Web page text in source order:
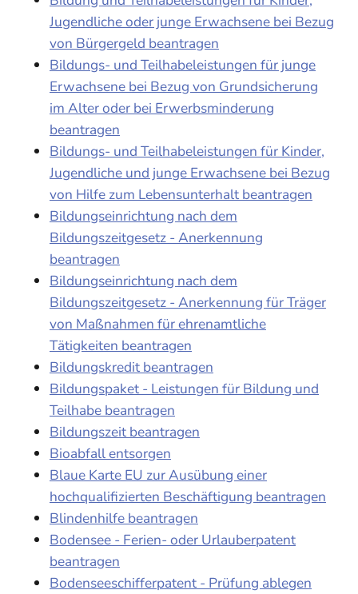
Jugendliche oder junge Erwachsene bei Bezug
von Bürgergeld beantragen
Bildungs- und Teilhabeleistungen für junge
Erwachsene bei Bezug von Grundsicherung
im Alter oder bei Erwerbsminderung
beantragen
Bildungs- und Teilhabeleistungen für Kinder,
Jugendliche und junge Erwachsene bei Bezug
von Hilfe zum Lebensunterhalt beantragen
Bildungseinrichtung nach dem
Bildungszeitgesetz - Anerkennung
beantragen
Bildungseinrichtung nach dem
Bildungszeitgesetz - Anerkennung für Träger
von Maßnahmen für ehrenamtliche
Tätigkeiten beantragen
Bildungskredit beantragen
Bildungspaket - Leistungen für Bildung und
Teilhabe beantragen
Bildungszeit beantragen
Bioabfall entsorgen
Blaue Karte EU zur Ausübung einer
hochqualifizierten Beschäftigung beantragen
Blindenhilfe beantragen
Bodensee - Ferien- oder Urlauberpatent
beantragen
Bodenseeschifferpatent - Prüfung ablegen